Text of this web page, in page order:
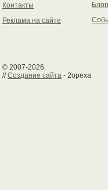
Контакты
Реклама на сайте
© 2007-2026.
//Создание сайта - 2opexa